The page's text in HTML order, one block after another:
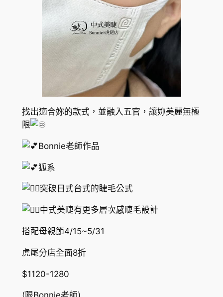
找出適合妳的款式，並融入五官，讓妳美麗無極
限
Bonnie老師作品
狐系
突破日式台式的睫毛公式
中式美睫有更多層次感睫毛設計
搭配母親節4/15~5/31
虎尾分店全面8折
$1120-1280